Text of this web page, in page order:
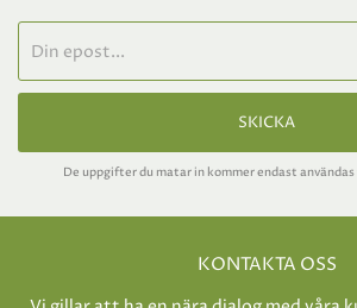
SKICKA
De uppgifter du matar in kommer endast
KONTAKTA OSS